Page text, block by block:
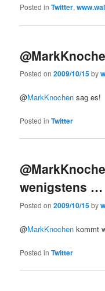
Posted in Twitter,
Posted on2009/10/15by
@MarkKnochen sag es!
Posted in Twitter
wenigstens …
Posted on2009/10/15by
@MarkKnochen kommt
Posted in Twitter